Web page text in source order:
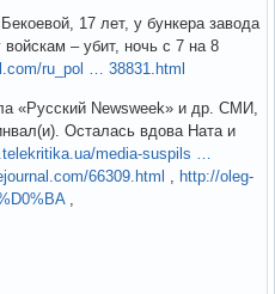
17 лет, у бункера завода
– убит, ночь с 7 на 8
ru_pol … 38831.html
«Русский Newsweek» и др. СМИ,
Осталась вдова Ната и
media-suspils …
66309.html
http://oleg-
,